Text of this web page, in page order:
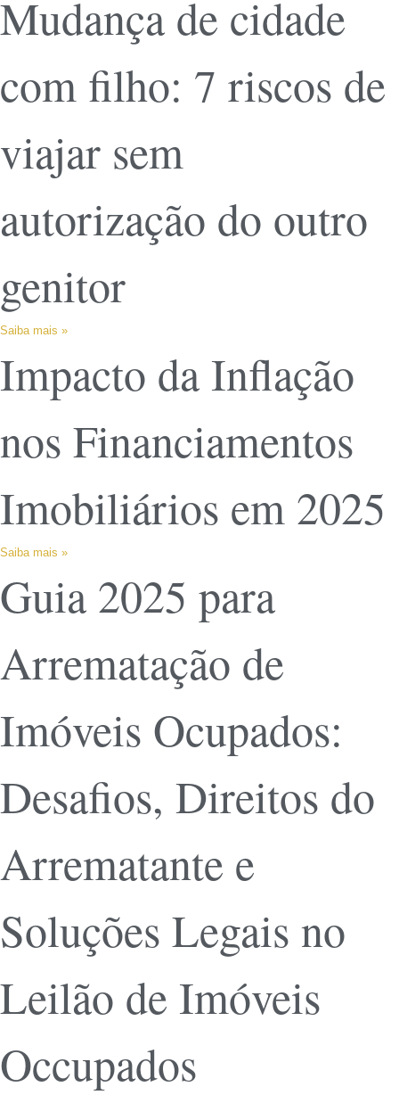
Mudança de cidade
com filho: 7 riscos de
viajar sem
autorização do outro
genitor
Saiba mais »
Impacto da Inflação
nos Financiamentos
Imobiliários em 2025
Saiba mais »
Guia 2025 para
Arrematação de
Imóveis Ocupados:
Desafios, Direitos do
Arrematante e
Soluções Legais no
Leilão de Imóveis
Occupados